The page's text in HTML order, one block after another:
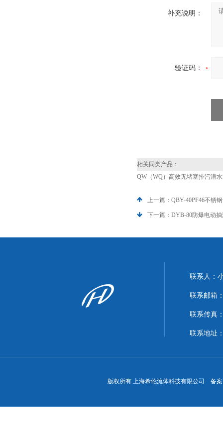
补充说明：
验证码：
相关同类产品：
QW（WQ）高效无堵塞排污潜
上一篇： QBY-40PF46不锈
下一篇： DYB-80防爆电动
联系人：
联系邮箱
联系传真
联系地址
版权所有 上海希伦流体科技有限公司 备